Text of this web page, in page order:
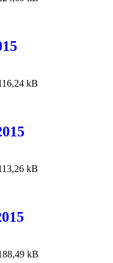
kB
kB
kB